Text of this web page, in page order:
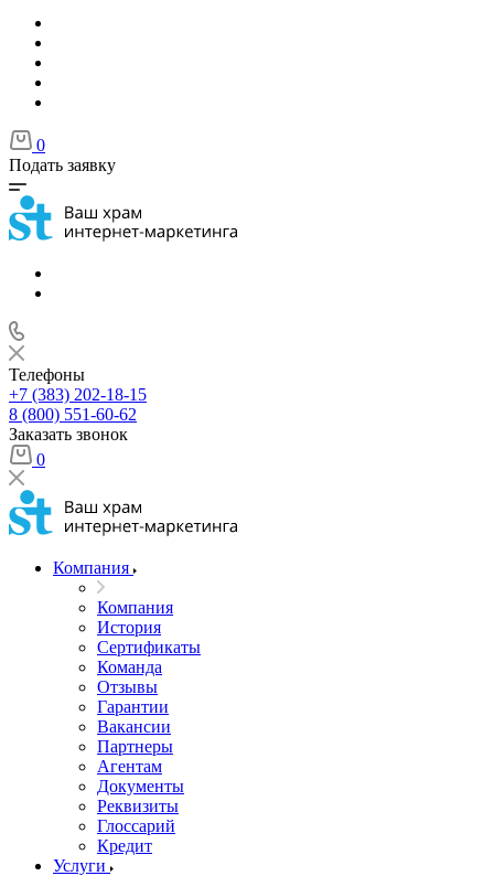
0
Подать заявку
Телефоны
+7 (383) 202-18-15
8 (800) 551-60-62
Заказать звонок
0
Компания
Компания
История
Сертификаты
Команда
Отзывы
Гарантии
Вакансии
Партнеры
Агентам
Документы
Реквизиты
Глоссарий
Кредит
Услуги